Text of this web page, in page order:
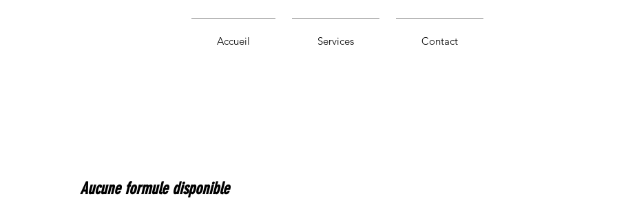
Accueil Services Contact
Aucune formule disponible